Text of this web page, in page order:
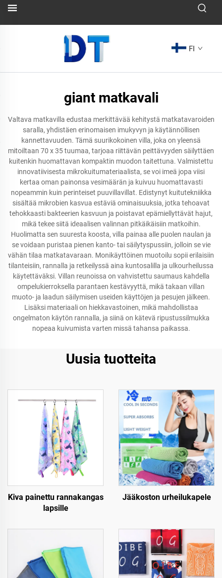
FI
giant matkavali
Valtava matkavilla edustaa merkittävää kehitystä matkatavaroiden
saralla, yhdistäen erinomaisen imukyvyn ja käytännöllisen
kannettavuuden. Tämä suurikokoinen villa, joka on yleensä
mitoiltaan 70 x 35 tuumaa, tarjoaa riittävän peittävyyden säilyttäen
kuitenkin huomattavan kompaktin muodon taitettuna. Valmistettu
innovatiivisesta mikrokuitumateriaalista, se voi imeä jopa viisi
kertaa oman painonsa vesimäärän ja kuivuu huomattavasti
nopeammin kuin perinteiset puuvillavillat. Edistynyt kuitutekniikka
sisältää mikrobien kasvua estäviä ominaisuuksia, jotka tehoavat
tehokkaasti bakteerien kasvuun ja poistavat epämiellyttävät hajut,
mikä tekee siitä ideaalisen valinnan pitkäikäisiin matkoihin.
Huolimatta sen suuresta koosta, villa painaa alle puolen naulan ja
se voidaan puristaa pienen kanto- tai säilytyspussiin, jolloin se vie
vähän tilaa matkatavaraan. Monikäyttöinen muotoilu sopii erilaisiin
tilanteisiin, rannalla ja retkeilyssä aina kuntosalilla ja ulkourheilussa
käytettäväksi. Villan reunoissa on vahvistettu saumaus kahdella
ompelukierroksella parantaen kestävyyttä, mikä takaan villan
muoto- ja laadun säilymisen useiden käyttöjen ja pesujen jälkeen.
Lisäksi materiaali on hiekkavastoinen, mikä mahdollistaa
ongelmaton käytön rannalla, ja siinä on kätevä ripustussilmukka
nopeaa kuivumista varten missä tahansa paikassa.
Uusia tuotteita
Kiva painettu rannakangas
lapsille
Jääkoston urheilukapele